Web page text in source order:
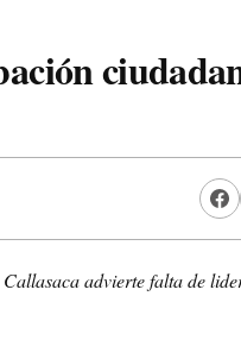
advierte falta de